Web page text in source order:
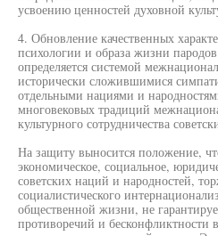
усвоению ценностей духовной
4. Обновление качественных
психологии и образа жизни
определяется системой
исторически сложившимися
отдельными нациями и
многовековых традиций
культурного сотрудничества
На защиту выносится положение,
экономическое, социальное,
советских наций и народностей,
социалистического
общественной жизни, не
противоречий и бесконфликтности